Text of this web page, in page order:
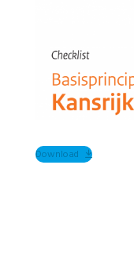
Download